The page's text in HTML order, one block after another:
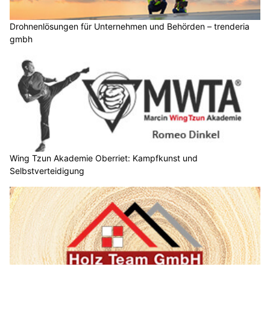
Drohnenlösungen für Unternehmen und Behörden – trenderia
gmbh
Wing Tzun Akademie Oberriet: Kampfkunst und
Selbstverteidigung